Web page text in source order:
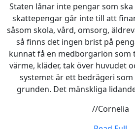
Staten lånar inte pengar som
skattepengar går inte till att
såsom skola, vård, omsorg,
så finns det ingen brist på
kunnat få en medborgarlön som
värme, kläder, tak över huvudet
systemet är ett bedrägeri
grunden. Det mänskliga
//Cornelia